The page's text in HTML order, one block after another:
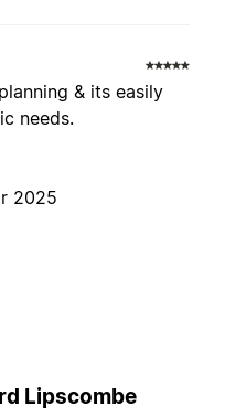
& its easily
needs.
2025
Lipscombe